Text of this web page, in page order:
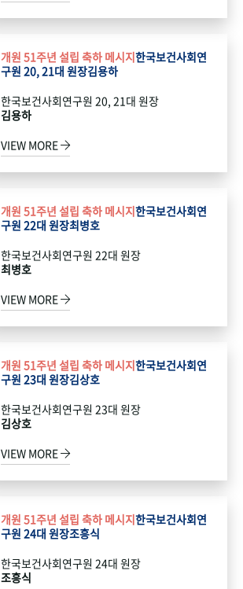
개원 51주년 설립 축하 메시지한국보건사회연
구원 20, 21대 원장김용하
한국보건사회연구원 20, 21대 원장
김용하
VIEW MORE
개원 51주년 설립 축하 메시지한국보건사회연
구원 22대 원장최병호
한국보건사회연구원 22대 원장
최병호
VIEW MORE
개원 51주년 설립 축하 메시지한국보건사회연
구원 23대 원장김상호
한국보건사회연구원 23대 원장
김상호
VIEW MORE
개원 51주년 설립 축하 메시지한국보건사회연
구원 24대 원장조흥식
한국보건사회연구원 24대 원장
조흥식